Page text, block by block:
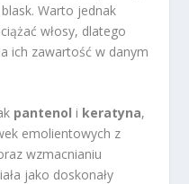
Warto jednak
włosy, dlatego
ich zawartość w danym
pantenol i keratyna,
emolientowych z
wzmacnianiu
jako doskonały